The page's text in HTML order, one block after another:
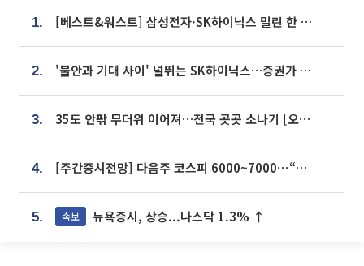
1. [베스트&워스트] 삼성전자·SK하이닉스 밀린 한 주…상상인증권은 85% 급등
2. '불안과 기대 사이' 널뛰는 SK하이닉스…증권가 "HBM4·LTA 기반 펀터멘털 견고"
3. 35도 안팎 무더위 이어져…전국 곳곳 소나기 [오늘 날씨]
4. [주간증시전망] 다음주 코스피 6000~7000⋯“外人 수급은 정책이 변수”
5. 속보 뉴욕증시, 상승...나스닥 1.3% ↑